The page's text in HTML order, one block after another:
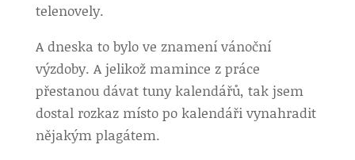
telenovely.
A dneska to bylo ve znamení vánoční
výzdoby. A jelikož mamince z práce
přestanou dávat tuny kalendářů, tak jsem
dostal rozkaz místo po kalendáři vynahradit
nějakým plagátem.